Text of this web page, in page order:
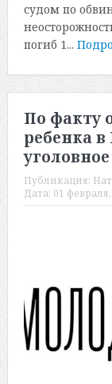
судом по
погиб 1...
По факту
ребенка
Публикация:
Дата: 01